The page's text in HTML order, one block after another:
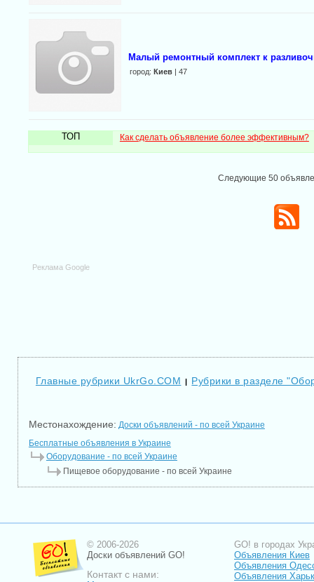
Малый ремонтный комплект к
город: Киев| 47
ТОП Как сделать объявление более эффективным?
Следующие 50
Реклама Google
Главные рубрики UkrGo.COM | Рубрики в разделе
Местонахождение: Доски объявлений - по всей Украине
Бесплатные объявления в Украине
Оборудование - по всей Украине
Пищевое оборудование - по всей Украине
© 2006-2026
Доски объявлений GO!
Контакт с нами:
GO! в городах
Объявления Киев
Объявления
Объявления